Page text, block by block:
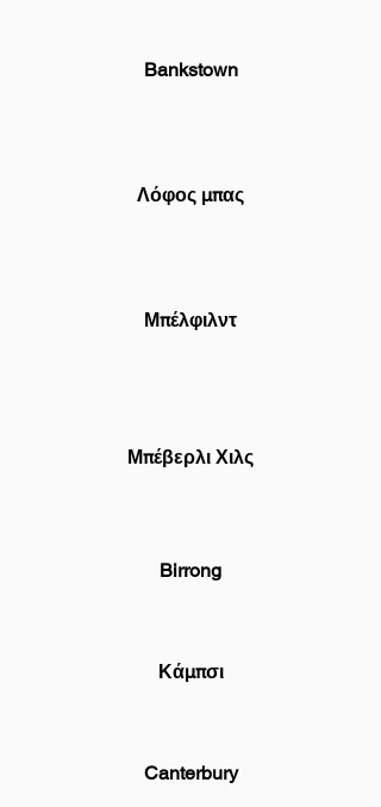
Bankstown
Λόφος μπας
Μπέλφιλντ
Μπέβερλι Χιλς
Birrong
Κάμπσι
Canterbury